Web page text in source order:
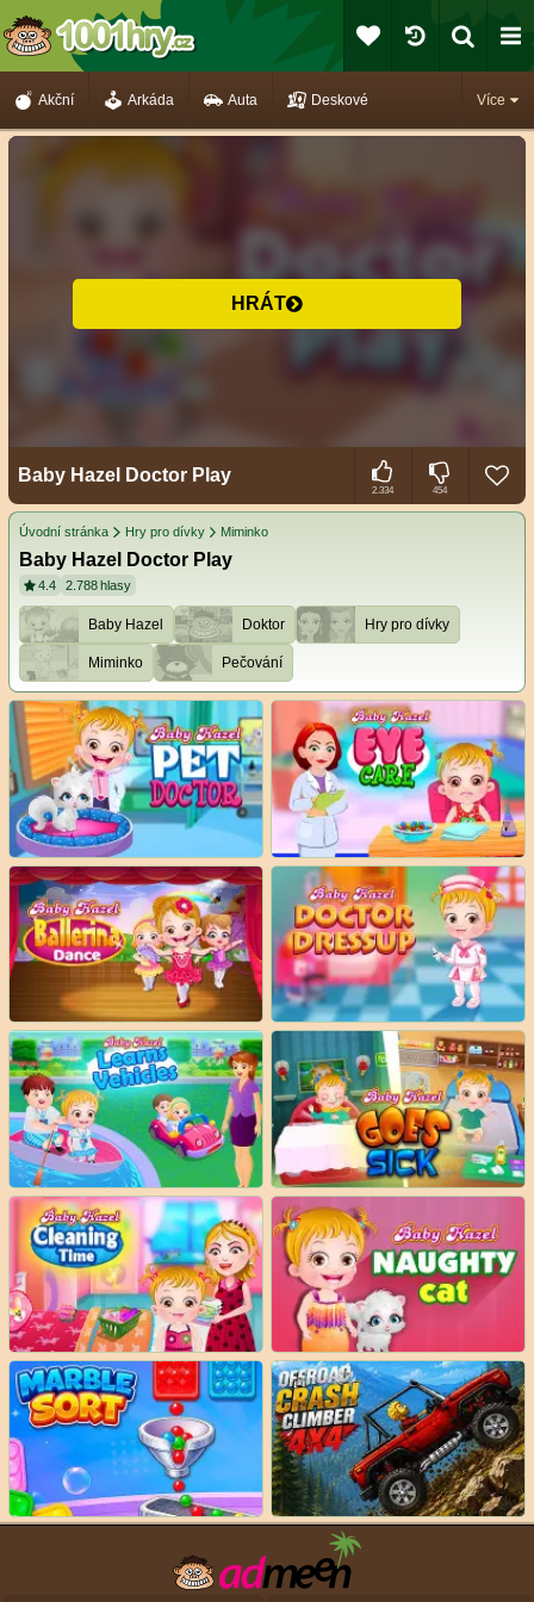
Více
Akční Arkáda Auta Deskové
HRÁT
Baby Hazel Doctor Play
2.334 454
Úvodní stránka Hry pro dívky Miminko
Baby Hazel Doctor Play
4.4 2.788 hlasy
Baby Hazel Doktor Hry pro dívky
Miminko Pečování